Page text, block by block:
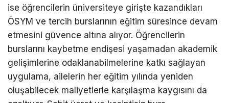
ise öğrencilerin üniversiteye girişte kazandıkları
ÖSYM ve tercih burslarının eğitim süresince devam
etmesini güvence altına alıyor. Öğrencilerin
burslarını kaybetme endişesi yaşamadan akademik
gelişimlerine odaklanabilmelerine katkı sağlayan
uygulama, ailelerin her eğitim yılında yeniden
oluşabilecek maliyetlerle karşılaşma kaygısını da